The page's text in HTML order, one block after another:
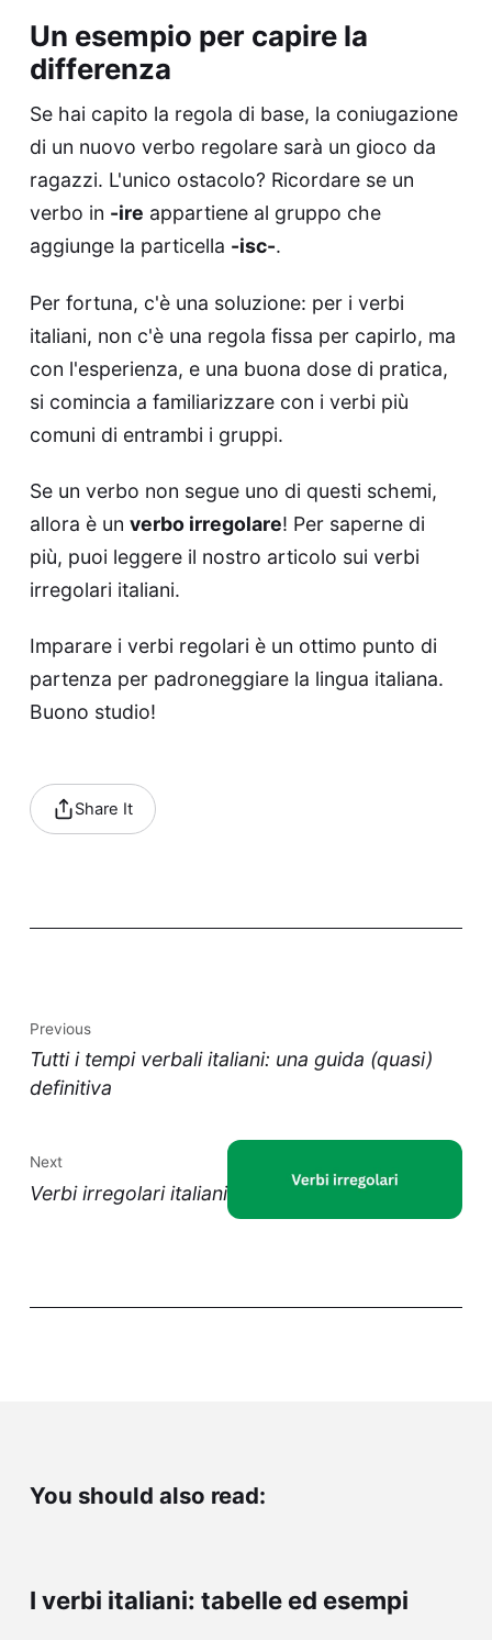
Un esempio per capire la
differenza
Se hai capito la regola di base, la coniugazione
di un nuovo verbo regolare sarà un gioco da
ragazzi. L'unico ostacolo? Ricordare se un
verbo in -ire appartiene al gruppo che
aggiunge la particella -isc-.
Per fortuna, c'è una soluzione: per i verbi
italiani, non c'è una regola fissa per capirlo, ma
con l'esperienza, e una buona dose di pratica,
si comincia a familiarizzare con i verbi più
comuni di entrambi i gruppi.
Se un verbo non segue uno di questi schemi,
allora è un verbo irregolare! Per saperne di
più, puoi leggere il nostro articolo sui verbi
irregolari italiani.
Imparare i verbi regolari è un ottimo punto di
partenza per padroneggiare la lingua italiana.
Buono studio!
Share It
Previous
Tutti i tempi verbali italiani: una guida (quasi)
definitiva
Next
Verbi irregolari italiani
You should also read:
I verbi italiani: tabelle ed esempi